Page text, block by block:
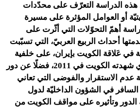
هذه الدراسة التعرّف على محدّدات
أو العوامل المؤثرة على مسيرة
أهمّ التحوّلات التي أثّرت على
أحداث الربيع العربيّ، التي تسبّبت
عَلاقة الكويت بإيران، على خلفية
دعم إيران للحراك الذي شهدته الكويت في 2011، فضلًا عن دور
عدم الاستقرار والفوضى التي تعاني
السافر في الشؤون الداخليّة لدول
الدور وتأثيره على مواقف الكويت من